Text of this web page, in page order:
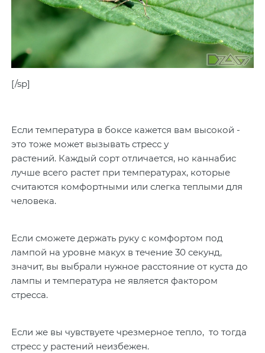
[/sp]
Если температура в боксе кажется вам высокой -
это тоже может вызывать стресс у
растений. Каждый сорт отличается, но каннабис
лучше всего растет при температурах, которые
считаются комфортными или слегка теплыми для
человека.
Если сможете держать руку с комфортом под
лампой на уровне макух в течение 30 секунд,
значит, вы выбрали нужное расстояние от куста до
лампы и температура не является фактором
стресса.
Если же вы чувствуете чрезмерное тепло, то тогда
стресс у растений неизбежен.